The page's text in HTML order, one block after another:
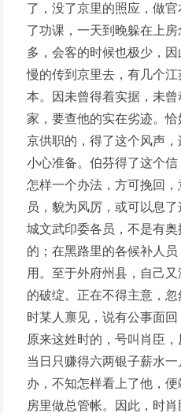
了，没了京里的照应，做
了功课，一天到晚躲在上
多，会客的时候也极少，
慢的传到京里去，有几个
本。因未曾得着实据，未
家，要查他的实在劣迹。
京供职的，得了这个风声
小心准备。伯芬得了这个
怎样一个办法，方可挽回
员，貌为风厉，或可以息
城文武印委各员，不是有
的；在黑路里的各候补人
用。至于外府州县，自己
的破绽。正在不得主意，
时某人禀见，说有公事面回
原来这姓时的，号叫肖臣，
当日只赚得六两银子薪水
办，不知怎样看上了他，
房里做总管帐。因此，时